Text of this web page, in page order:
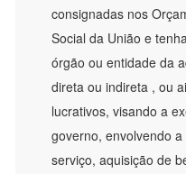
consignadas nos
Social da União e
órgão ou entidade da
direta ou indireta , ou
lucrativos, visando a
governo, envolvendo
serviço, aquisição de